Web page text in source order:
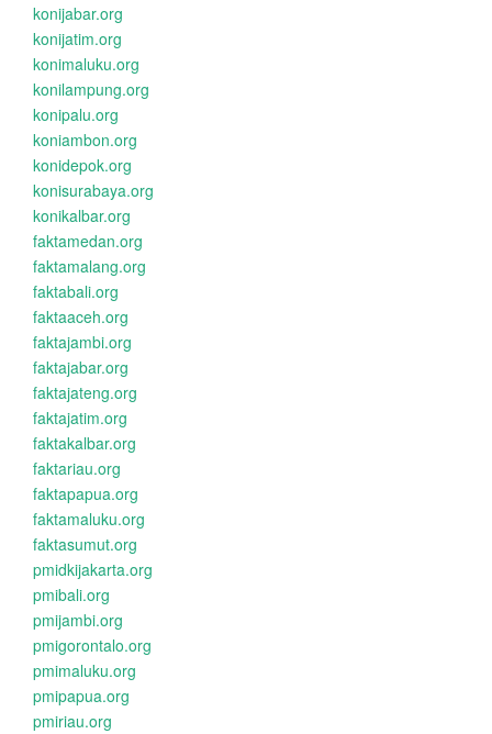
konijabar.org
konijatim.org
konimaluku.org
konilampung.org
konipalu.org
koniambon.org
konidepok.org
konisurabaya.org
konikalbar.org
faktamedan.org
faktamalang.org
faktabali.org
faktaaceh.org
faktajambi.org
faktajabar.org
faktajateng.org
faktajatim.org
faktakalbar.org
faktariau.org
faktapapua.org
faktamaluku.org
faktasumut.org
pmidkijakarta.org
pmibali.org
pmijambi.org
pmigorontalo.org
pmimaluku.org
pmipapua.org
pmiriau.org